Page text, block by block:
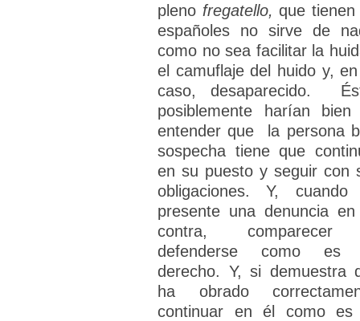
pleno fregatello, que tienen
españoles no sirve de
como no sea facilitar la
el camuflaje del huido y,
caso, desaparecido.
posiblemente harían bien
entender que la persona
sospecha tiene que
en su puesto y seguir con
obligaciones. Y, cuando
presente una denuncia
contra,
defenderse como es
derecho. Y, si demuestra
ha obrado
continuar en él como es